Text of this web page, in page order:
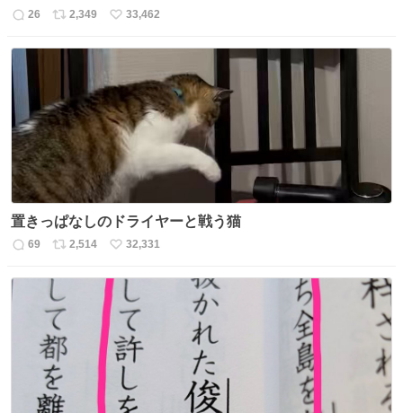
返
数
26
リ
数
2,349
い
33,462
置きっぱなしのドライヤーと戦う猫
返
数
69
リ
ス
ト
数
2,514
い
ね
数
32,331